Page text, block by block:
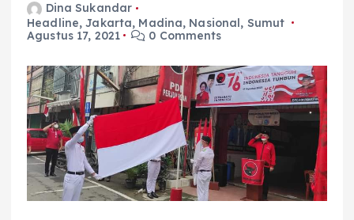
Dina Sukandar
Headline,Jakarta, Madina, Nasional, Sumut
Agustus 17, 2021
0 Comments